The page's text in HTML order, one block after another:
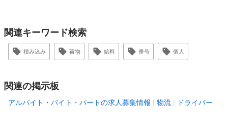
関連キーワード検索
積み込み 荷物 給料 番号 個人
関連の掲示板
アルバイト・バイト・パートの求人募集情報 物流 ドライバー